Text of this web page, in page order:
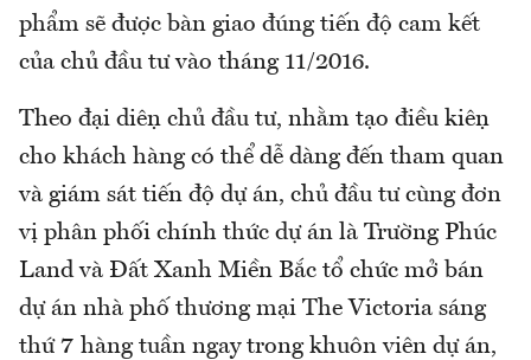
phẩm sẽ được bàn giao đúng tiến độ cam kết
của chủ đầu tư vào tháng 11/2016.
Theo đại diện chủ đầu tư, nhằm tạo điều kiện
cho khách hàng có thể dễ dàng đến tham quan
và giám sát tiến độ dự án, chủ đầu tư cùng đơn
vị phân phối chính thức dự án là Trường Phúc
Land và Đất Xanh Miền Bắc tổ chức mở bán
dự án nhà phố thương mại The Victoria sáng
thứ 7 hàng tuần ngay trong khuôn viên dự án,